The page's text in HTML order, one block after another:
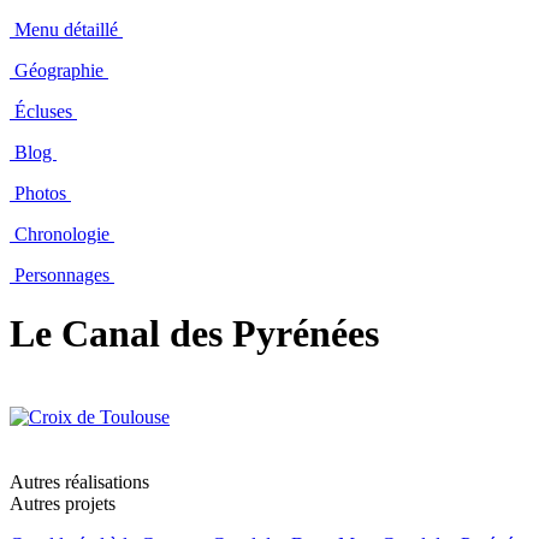
Menu détaillé
Géographie
Écluses
Blog
Photos
Chronologie
Personnages
Le Canal des Pyrénées
Autres réalisations
Autres projets